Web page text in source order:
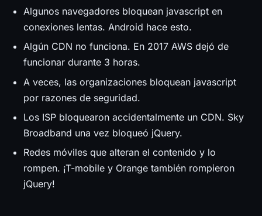
Algunos navegadores bloquean javascript en
conexiones lentas. Android hace esto.
Algún CDN no funciona. En 2017 AWS dejó de
funcionar durante 3 horas.
A veces, las organizaciones bloquean javascript
por razones de seguridad.
Los ISP bloquearon accidentalmente un CDN. Sky
Broadband una vez bloqueó jQuery.
Redes móviles que alteran el contenido y lo
rompen. ¡T-mobile y Orange también rompieron
jQuery!